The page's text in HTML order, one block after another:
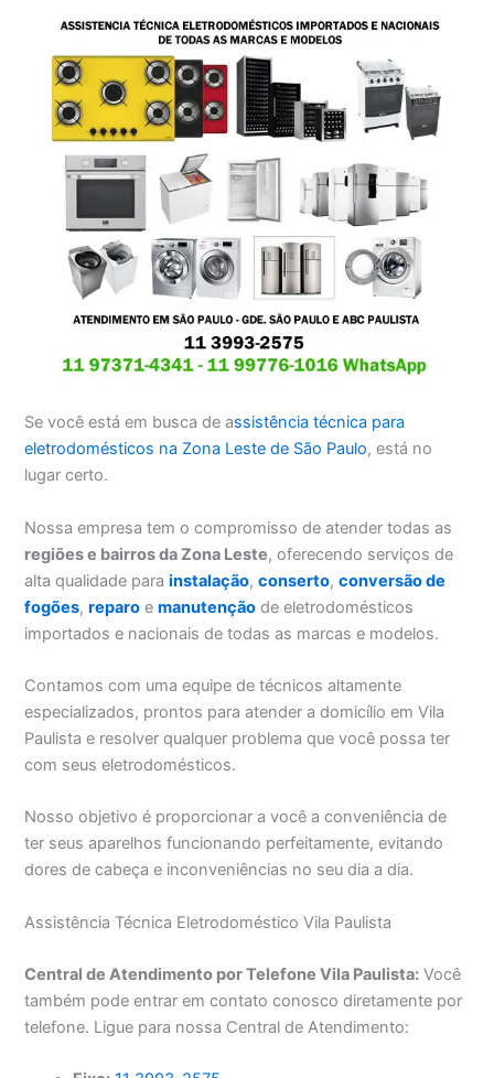
Se você está em busca de assistência técnica para
eletrodomésticos na Zona Leste de São Paulo, está no
lugar certo.
Nossa empresa tem o compromisso de atender todas as
regiões e bairros da Zona Leste, oferecendo serviços de
alta qualidade parainstalação,conserto,conversão de
fogões,reparo emanutenção de eletrodomésticos
importados e nacionais de todas as marcas e modelos.
Contamos com uma equipe de técnicos altamente
especializados, prontos para atender a domicílio em Vila
Paulista e resolver qualquer problema que você possa ter
com seus eletrodomésticos.
Nosso objetivo é proporcionar a você a conveniência de
ter seus aparelhos funcionando perfeitamente, evitando
dores de cabeça e inconveniências no seu dia a dia.
Assistência Técnica Eletrodoméstico Vila Paulista
Central de Atendimento por Telefone Vila Paulista: Você
também pode entrar em contato conosco diretamente por
telefone. Ligue para nossa Central de Atendimento: